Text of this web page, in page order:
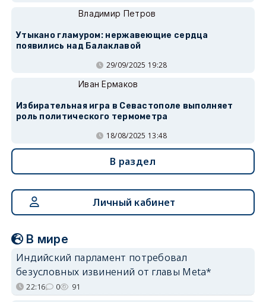
Владимир Петров
Утыкано гламуром: нержавеющие сердца
появились над Балаклавой
29/09/2025 19:28
Иван Ермаков
Избирательная игра в Севастополе выполняет
роль политического термометра
18/08/2025 13:48
В раздел
Личный кабинет
В мире
Индийский парламент потребовал
безусловных извинений от главы Meta*
22:16 0 91